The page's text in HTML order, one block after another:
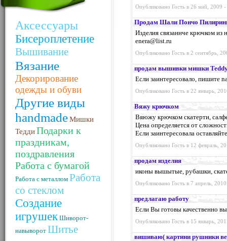
Аксессуары
Бисероплетение
Вышивание
Вязание
Декорирование
одежды и обуви
Другие виды
handmadeМишки
ТеддиПодарки к
праздникам,
поздравления
Работа с бумагой
Работа с металлом Работа
со стеклом
Создание
игрушек Шиворот-
навыворот Шитье
Опубликовано Гость в 26 май, 2009
Продам Шали Пончо
Изделия связаннче крючком из
enera@list.ru
Опубликовано Гость в 2 сентябрь,
продам вышивки мишки
Если заинтересовало, пишите
Опубликовано Гость в 22 январь,
Вяжу крючком
Вяюжу крючком скатерти,
Цена определяется от
Если заинтересовала
Опубликовано Гость в 12 февраль,
продам изделия
иконы вышытые, рубашки,
Опубликовано Гость в 7 апрель,
предлагаю работу
Если Вы готовы качественно
Опубликовано Гость в 15 январь,
вишиваю( картини рушники